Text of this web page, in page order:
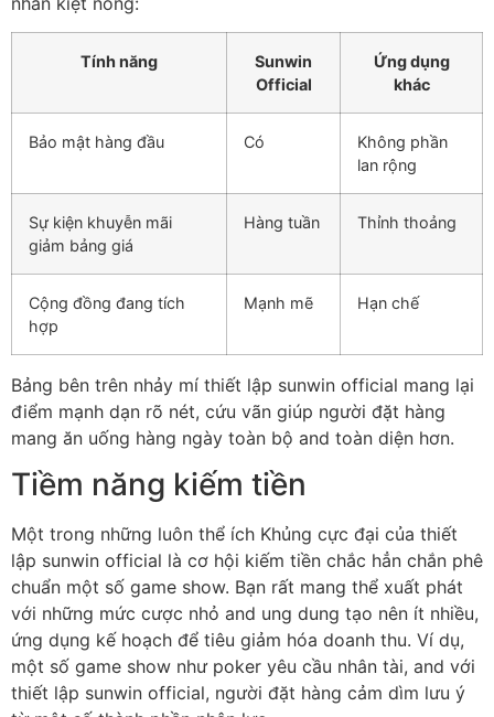
Tính năng
Sunwin
Official
Ứng dụng
khác
Bảo mật hàng đầu Có
Không phần
lan rộng
Sự kiện khuyễn mãi
giảm bảng giá
Hàng tuần Thỉnh thoảng
Cộng đồng đang tích
hợp
Mạnh mẽ Hạn chế
Bảng bên trên nhảy mí thiết lập sunwin official mang lại
điểm mạnh dạn rõ nét, cứu vãn giúp người đặt hàng
mang ăn uống hàng ngày toàn bộ and toàn diện hơn.
Tiềm năng kiếm tiền
Một trong những luôn thể ích Khủng cực đại của thiết
lập sunwin official là cơ hội kiếm tiền chắc hẳn chắn phê
chuẩn một số game show. Bạn rất mang thể xuất phát
với những mức cược nhỏ and ung dung tạo nên ít nhiều,
ứng dụng kế hoạch để tiêu giảm hóa doanh thu. Ví dụ,
một số game show như poker yêu cầu nhân tài, and với
thiết lập sunwin official, người đặt hàng cảm dìm lưu ý